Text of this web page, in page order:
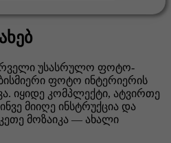
უსასრულო ფოტო-
ფოტო ინტერიერის
იყიდე კომპლექტი, ატვირთე
მიიღე ინსტრუქცია და
მოზაიკა — ახალი